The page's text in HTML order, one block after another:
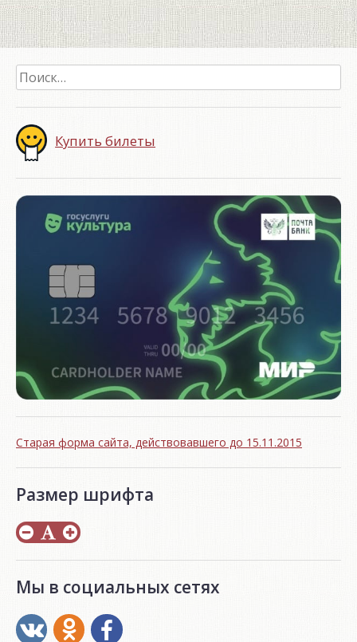
Найти:
Купить билеты
Старая форма сайта, действовавшего до 15.11.2015
Размер шрифта
Мы в социальных сетях